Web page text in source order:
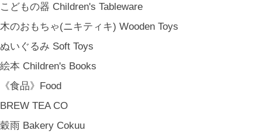
こどもの器 Children's Tableware
木のおもちゃ(ニキティキ) Wooden Toys
ぬいぐるみ Soft Toys
絵本 Children's Books
《食品》Food
BREW TEA CO
穀雨 Bakery Cokuu